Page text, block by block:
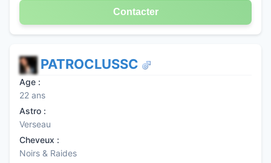
Contacter
PATROCLUSSC
Age :
22 ans
Astro :
Verseau
Cheveux :
Noirs & Raides